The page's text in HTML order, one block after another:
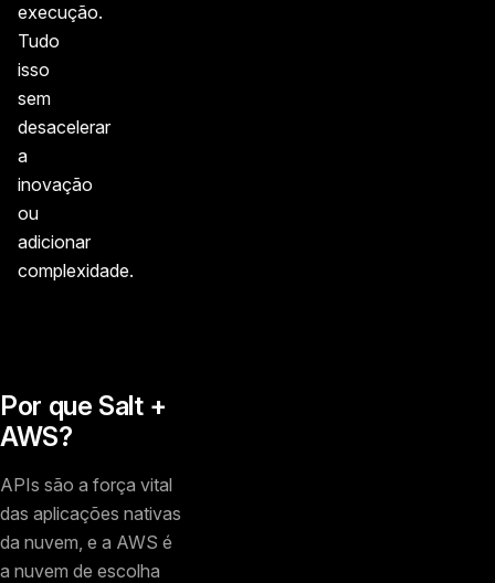
execução.
Tudo
isso
sem
desacelerar
a
inovação
ou
adicionar
complexidade.
Por que Salt +
AWS?
APIs são a força vital
das aplicações nativas
da nuvem, e a AWS é
a nuvem de escolha